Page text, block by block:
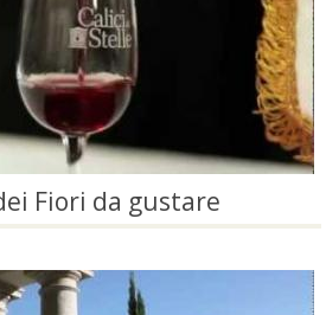
Fiori da gustare